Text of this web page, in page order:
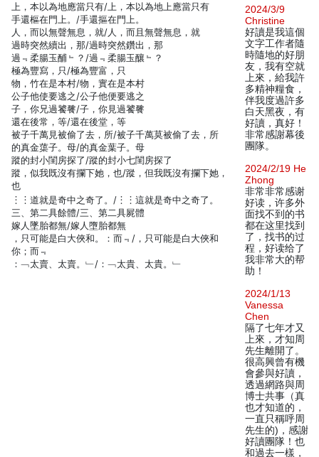
上，本以為地應當只有/上，本以為地上應當只有
手還樞在門上。/手還摳在門上。
人，而以無聲無息，就/人，而且無聲無息，就
過時突然續出，那/過時突然鑽出，那
過﹃柔腸玉酺﹄？/過﹃柔腸玉釀﹄？
極為豐寫，只/極為豐富，只
物，竹在是本村/物，實在是本村
公子他使要逃之/公子他便要逃之
子，你兄過饕餮/子，你見過饕餮
還在後常，等/還在後堂，等
被子千萬見被偷了去，所/被子千萬莫被偷了去，所
的真金蕖子。母/的真金葉子。母
蹤的封小閨房探了/蹤的封小七閨房探了
蹤，似我既沒有攔下她，也/蹤，但我既沒有攔下她，
也
︙︙道就是奇中之奇了。/︙︙這就是奇中之奇了。
三、第二具餘體/三、第二具屍體
嫁人墜胎都無/嫁人墮胎都無
，只可能是白大俠和。：而﹃/，只可能是白大俠和
你；而﹃
：﹁太賣、太賣。﹂/：﹁太貴、太貴。﹂
2024/3/9
Christine
好讀是我這個
文字工作者隨
時隨地的好朋
友，我有空就
上來，給我許
多精神糧食，
伴我度過許多
白天黑夜，有
好讀，真好！
非常感謝幕後
團隊。
2024/2/19 He
Zhong
非常非常感谢
好读，许多外
面找不到的书
都在这里找到
了，找书的过
程，好读给了
我非常大的帮
助！
2024/1/13
Vanessa
Chen
隔了七年才又
上來，才知周
先生離開了。
很高興曾有機
會參與好讀，
透過網路與周
博士共事（真
也才知道的，
一直只稱呼周
先生的)，感謝
好讀團隊！也
和過去一樣，